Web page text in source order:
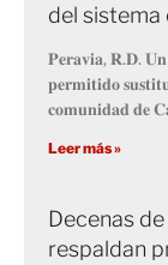
del
𝐏𝐞𝐫𝐚𝐯𝐢𝐚, 𝐑.𝐃. 𝐔𝐧
𝐩𝐞𝐫𝐦𝐢𝐭𝐢𝐝𝐨
𝐜𝐨𝐦𝐮𝐧𝐢𝐝𝐚𝐝 𝐝𝐞
Leer más »
Decenas
respaldan